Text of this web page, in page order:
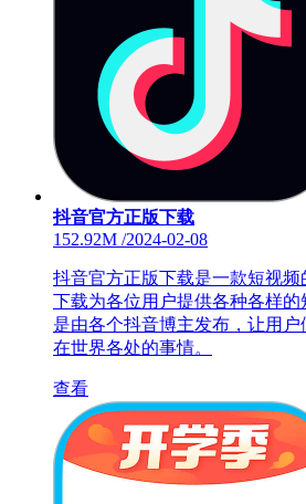
抖音官方正版下载
152.92M /2024-02-08
抖音官方正版下载是一款短视
下载为各位用户提供各种各样
是由各个抖音博主发布，让用
在世界各处的事情。
查看